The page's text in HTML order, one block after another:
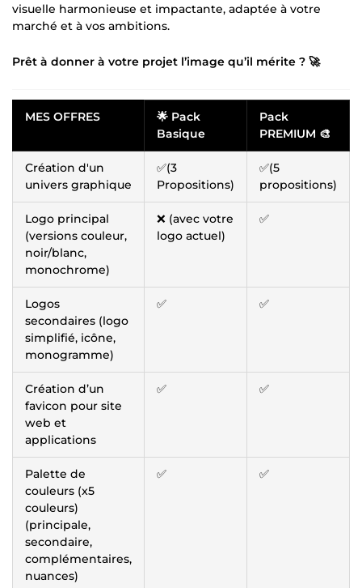
visuelle harmonieuse et impactante, adaptée à votre
marché et à vos ambitions.
Prêt à donner à votre projet l’image qu’il mérite ? 🚀
MES OFFRES
🌟 Pack
Basique
Pack
PREMIUM 🎨
Création d'un
univers graphique
✅(3
Propositions)
✅(5
propositions)
Logo principal
(versions couleur,
noir/blanc,
monochrome)
❌ (avec votre
logo actuel)
✅
Logos
secondaires (logo
simplifié, icône,
monogramme)
✅ ✅
Création d’un
favicon pour site
web et
applications
✅ ✅
Palette de
couleurs (x5
couleurs)
(principale,
secondaire,
complémentaires,
nuances)
✅ ✅